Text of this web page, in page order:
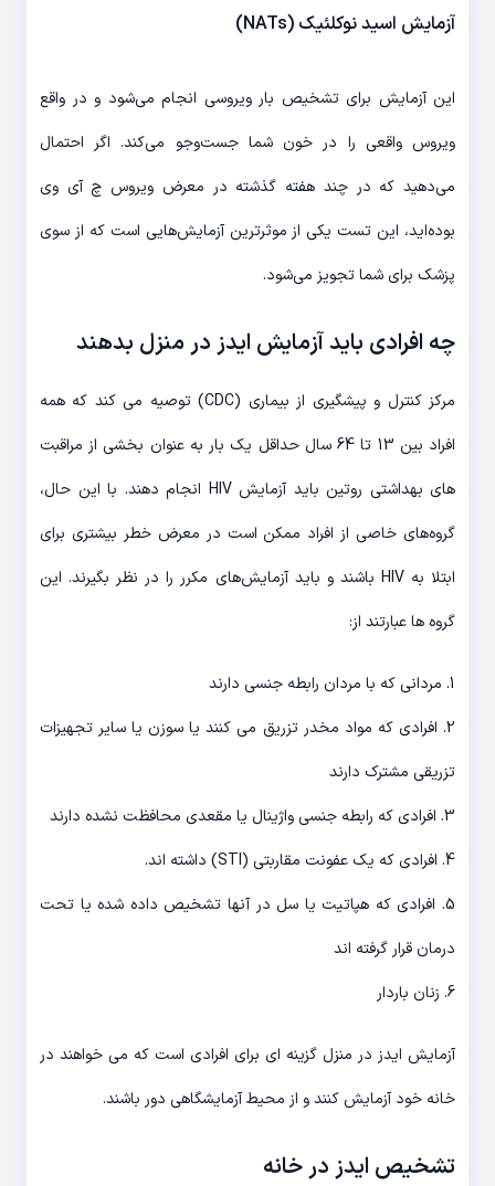
آزمایش اسید نوکلئیک (NATs)
این آزمایش برای تشخیص بار ویروسی انجام می‌شود و در واقع
ویروس واقعی را در خون شما جست‌وجو می‌کند. اگر احتمال
می‌دهید که در چند هفته گذشته در معرض ویروس چ آی وی
بوده‌اید، این تست یکی از موثرترین آزمایش‌هایی است که از سوی
پزشک برای شما تجویز می‌شود.
چه افرادی باید آزمایش ایدز در منزل بدهند
مرکز کنترل و پیشگیری از بیماری (CDC) توصیه می کند که همه
افراد بین 13 تا 64 سال حداقل یک بار به عنوان بخشی از مراقبت
های بهداشتی روتین باید آزمایش HIV انجام دهند. با این حال،
گروه‌های خاصی از افراد ممکن است در معرض خطر بیشتری برای
ابتلا به HIV باشند و باید آزمایش‌های مکرر را در نظر بگیرند. این
گروه ها عبارتند از:
1. مردانی که با مردان رابطه جنسی دارند
2. افرادی که مواد مخدر تزریق می کنند یا سوزن یا سایر تجهیزات
تزریقی مشترک دارند
3. افرادی که رابطه جنسی واژینال یا مقعدی محافظت نشده دارند
4. افرادی که یک عفونت مقاربتی (STI) داشته اند.
5. افرادی که هپاتیت یا سل در آنها تشخیص داده شده یا تحت
درمان قرار گرفته اند
6. زنان باردار
آزمایش ایدز در منزل گزینه ای برای افرادی است که می خواهند در
خانه خود آزمایش کنند و از محیط آزمایشگاهی دور باشند.
تشخیص ایدز در خانه